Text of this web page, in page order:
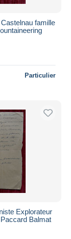
famille
Particulier
Explorateur
Balmat